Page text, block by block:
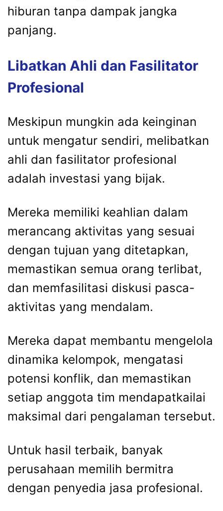
hiburan tanpa dampak jangka
panjang.
Libatkan Ahli dan Fasilitator
Profesional
Meskipun mungkin ada keinginan
untuk mengatur sendiri, melibatkan
ahli dan fasilitator profesional
adalah investasi yang bijak.
Mereka memiliki keahlian dalam
merancang aktivitas yang sesuai
dengan tujuan yang ditetapkan,
memastikan semua orang terlibat,
dan memfasilitasi diskusi pasca-
aktivitas yang mendalam.
Mereka dapat membantu mengelola
dinamika kelompok, mengatasi
potensi konflik, dan memastikan
setiap anggota tim mendapatkailai
maksimal dari pengalaman tersebut.
Untuk hasil terbaik, banyak
perusahaan memilih bermitra
dengan penyedia jasa profesional.